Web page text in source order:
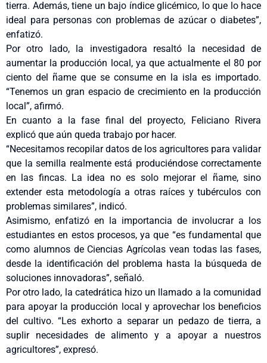
tierra. Además, tiene un bajo índice glicémico, lo que lo hace
ideal para personas con problemas de azúcar o diabetes”,
enfatizó.
Por otro lado, la investigadora resaltó la necesidad de
aumentar la producción local, ya que actualmente el 80 por
ciento del ñame que se consume en la isla es importado.
“Tenemos un gran espacio de crecimiento en la producción
local”, afirmó.
En cuanto a la fase final del proyecto, Feliciano Rivera
explicó que aún queda trabajo por hacer.
“Necesitamos recopilar datos de los agricultores para validar
que la semilla realmente está produciéndose correctamente
en las fincas. La idea no es solo mejorar el ñame, sino
extender esta metodología a otras raíces y tubérculos con
problemas similares”, indicó.
Asimismo, enfatizó en la importancia de involucrar a los
estudiantes en estos procesos, ya que “es fundamental que
como alumnos de Ciencias Agrícolas vean todas las fases,
desde la identificación del problema hasta la búsqueda de
soluciones innovadoras”, señaló.
Por otro lado, la catedrática hizo un llamado a la comunidad
para apoyar la producción local y aprovechar los beneficios
del cultivo. “Les exhorto a separar un pedazo de tierra, a
suplir necesidades de alimento y a apoyar a nuestros
agricultores”, expresó.